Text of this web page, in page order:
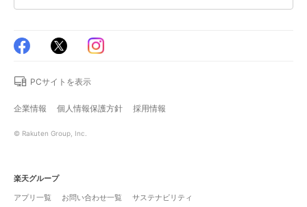
PCサイトを表示
企業情報 個人情報保護方針 採用情報
© Rakuten Group, Inc.
楽天グループ
アプリ一覧
お問い合わせ一覧 サステナビリティ